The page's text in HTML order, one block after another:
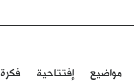
مواضيع إفتتاحية فكرة